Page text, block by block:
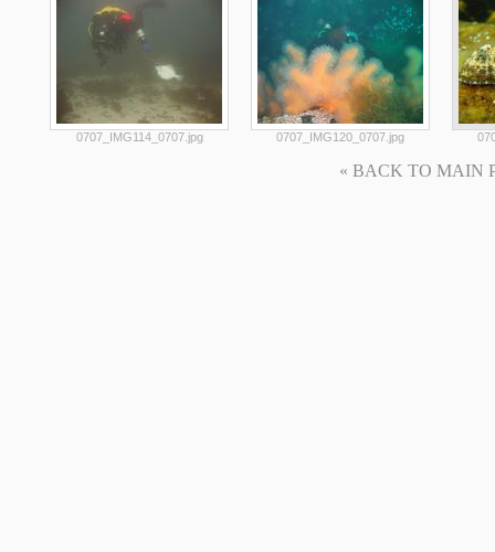
0707_IMG114_0707.jpg 0707_IMG120_0707.jpg
« BACK TO MAIN